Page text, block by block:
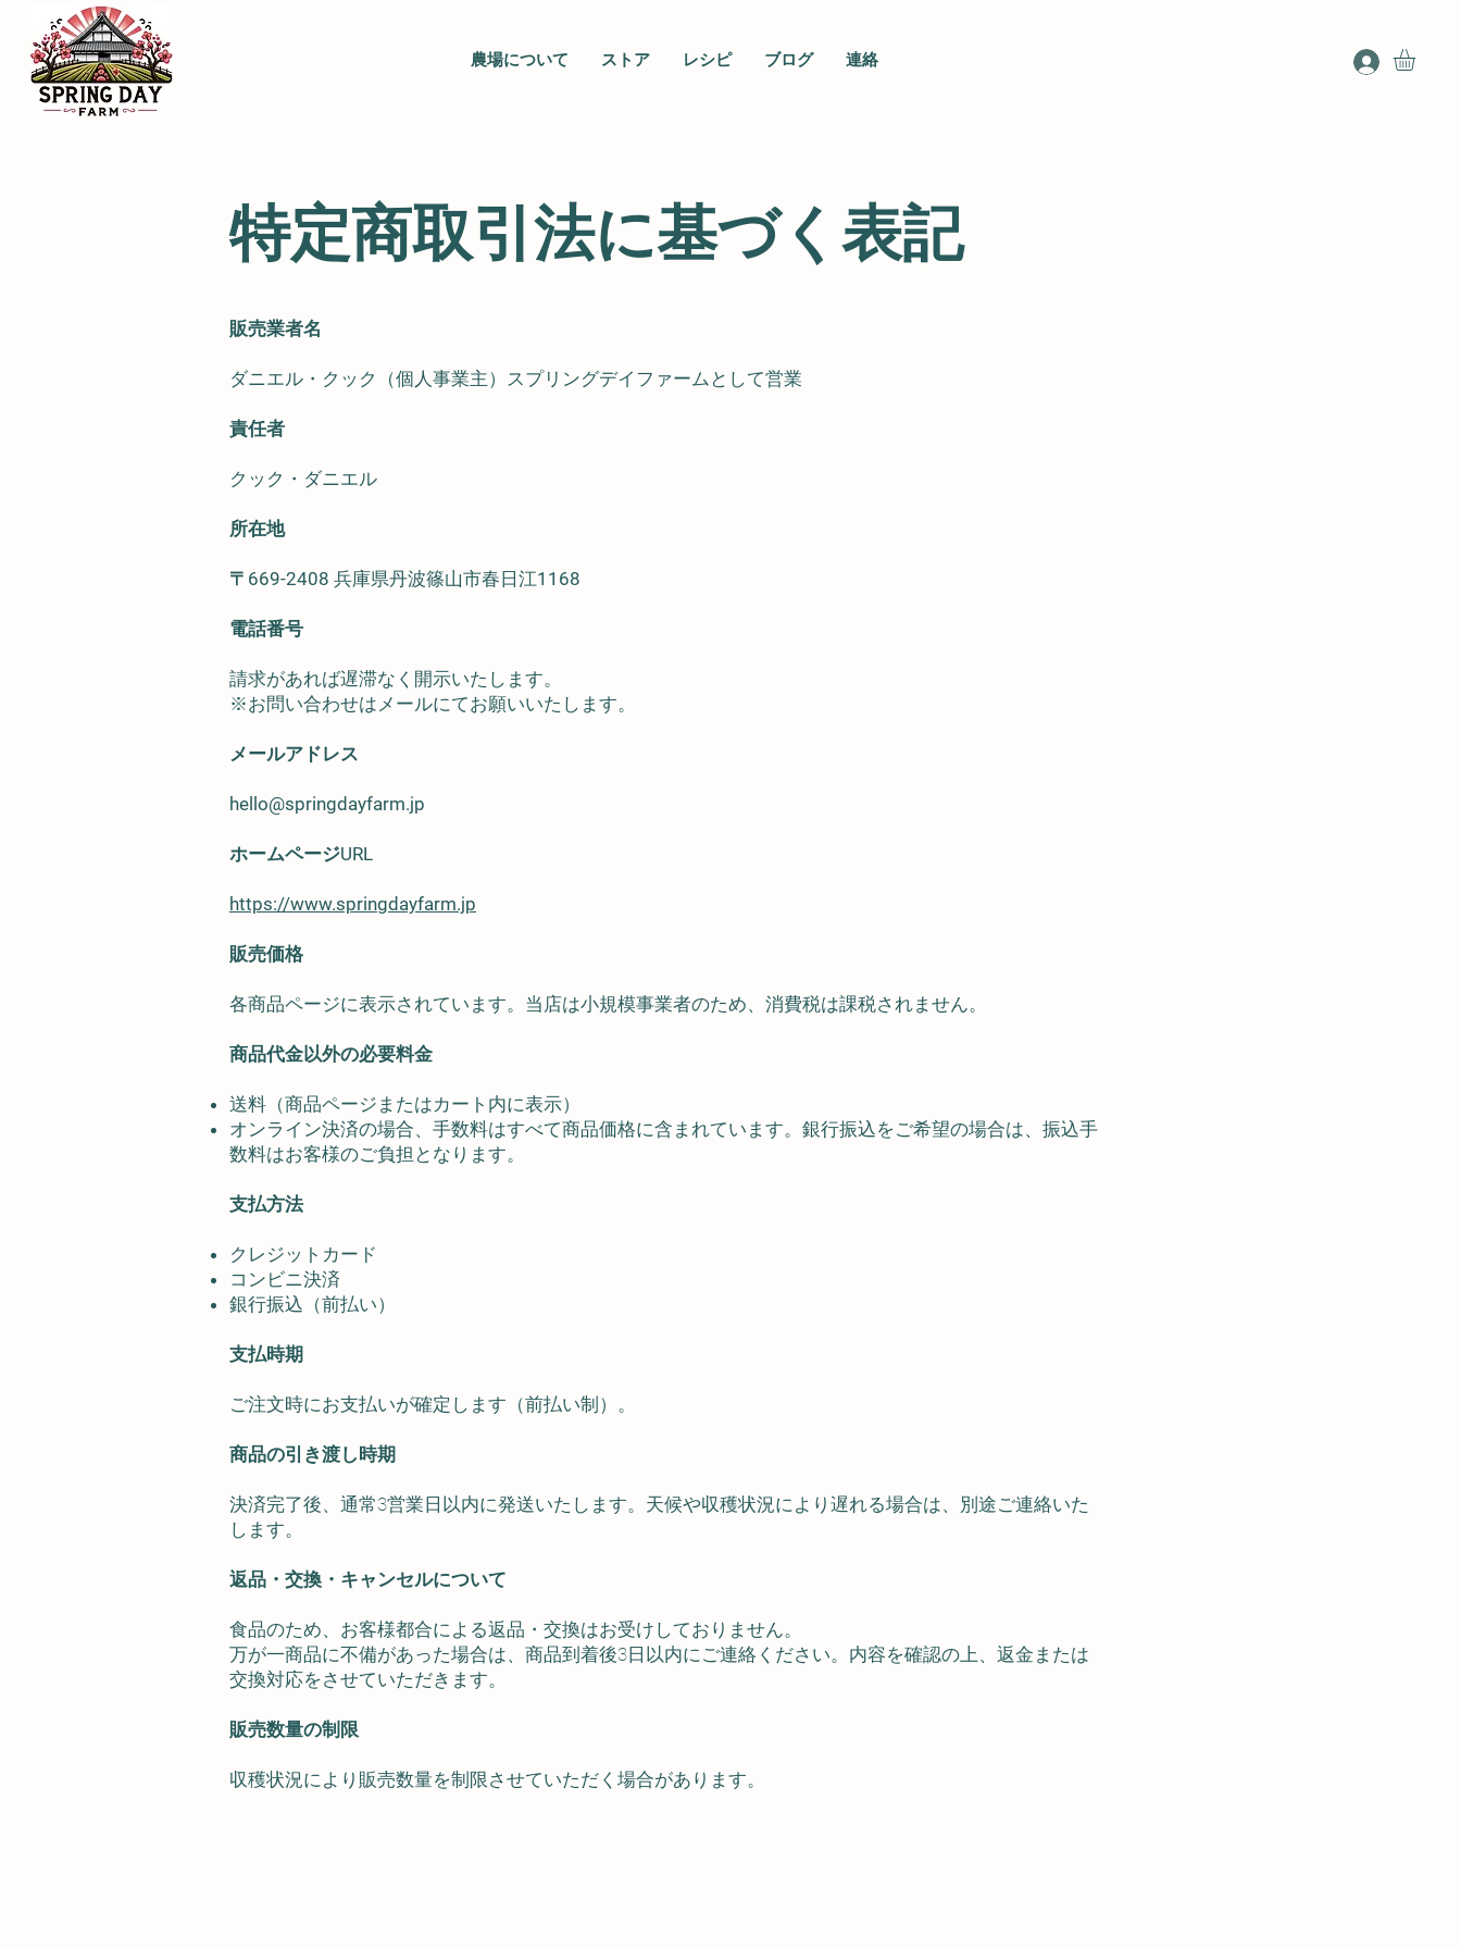
農場について ストア レシピ ブログ 連絡
特定商取引法に基づく表記
販売業者名
ダニエル・クック（個人事業主）スプリングデイファームとして営業
責任者
クック・ダニエル
所在地
〒669-2408 兵庫県丹波篠山市春日江1168
電話番号
請求があれば遅滞なく開示いたします。
※お問い合わせはメールにてお願いいたします。
メールアドレス
hello@springdayfarm.jp
ホームページURL
https://www.springdayfarm.jp
販売価格
各商品ページに表示されています。当店は小規模事業者のため、消費税は課税されません。
商品代金以外の必要料金
送料（商品ページまたはカート内に表示）
オンライン決済の場合、手数料はすべて商品価格に含まれています。銀行振込をご希望の場合は、振込手
数料はお客様のご負担となります。
支払方法
クレジットカード
コンビニ決済
銀行振込（前払い）
支払時期
ご注文時にお支払いが確定します（前払い制）。
商品の引き渡し時期
決済完了後、通常3営業日以内に発送いたします。天候や収穫状況により遅れる場合は、別途ご連絡いた
します。
返品・交換・キャンセルについて
食品のため、お客様都合による返品・交換はお受けしておりません。
万が一商品に不備があった場合は、商品到着後3日以内にご連絡ください。内容を確認の上、返金または
交換対応をさせていただきます。
販売数量の制限
収穫状況により販売数量を制限させていただく場合があります。